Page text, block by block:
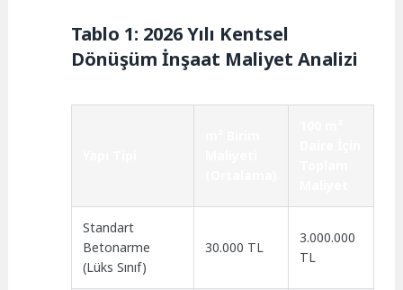
Tablo 1: 2026 Yılı Kentsel
Dönüşüm İnşaat Maliyet Analizi
Standart
Betonarme
(Lüks Sınıf)
30.000 TL
3.000.000
TL